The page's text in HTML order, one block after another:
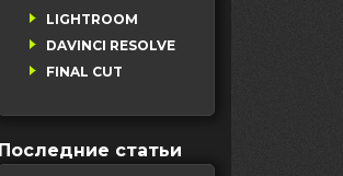
LIGHTROOM
DAVINCI RESOLVE
FINAL CUT
Последние статьи